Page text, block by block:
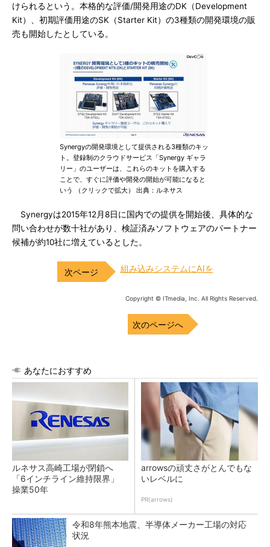
けられるという。本格的な評価/開発用途のDK（Development
Kit）、初期評価用途のSK（Starter Kit）の3種類の開発環境の販
売も開始したとしている。
Synergyの開発環境として提供される3種類のキッ
ト。登録制のクラウドサービス「Synergy ギャラ
リー」のユーザーは、これらのキットを購入する
ことで、すぐに評価や開発の開始が可能になると
いう （クリックで拡大） 出典：ルネサス
Synergyは2015年12月8日に国内での提供を開始後、具体的な
問い合わせが数十社があり、検証済みソフトウェアのパートナー
候補が約10社に増えているとした。
組み込みシステムにAIを
Copyright © ITmedia, Inc. All Rights Reserved.
次のページへ
あなたにおすすめ
ルネサス高崎工場が閉鎖へ
「6インチライン維持限界」
操業50年
arrowsの頑丈さがとんでもな
いレベルに
PR(arrows)
令和8年熊本地震、半導体メーカー工場の対応
状況